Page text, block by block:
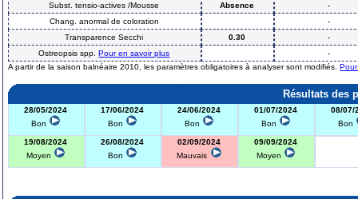
Subst. tensio-actives /Mousse
Absence
-
Chang. anormal de coloration
-
Transparence Secchi
0.30
-
Ostreopsis spp.Pour en savoir plus
-
A partir de la saison balnéaire 2010, les paramètres obligatoires à analyser sont modifiés.
Résultats des
28/05/2024
Bon
17/06/2024
Bon
24/06/2024
Bon
01/07/2024
Bon
08/07/
Bon
19/08/2024
Moyen
26/08/2024
Bon
02/09/2024
Mauvais
09/09/2024
Moyen